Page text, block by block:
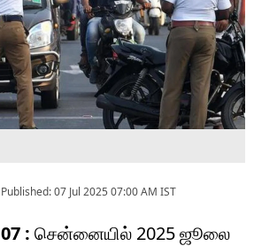
Published:07 Jul 2025 07:00 AM IST
: சென்னையில் 2025 ஜூலை